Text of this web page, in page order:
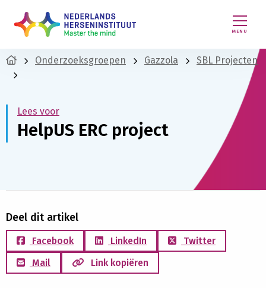
MENU
Onderzoeksgroepen Gazzola SBL Projecten
Lees voor
HelpUS ERC project
Deel dit artikel
Facebook LinkedIn
Twitter
Mail
Link kopiëren